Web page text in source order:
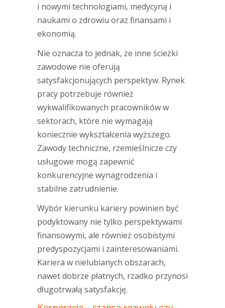
i nowymi technologiami, medycyną i
naukami o zdrowiu oraz finansami i
ekonomią.
Nie oznacza to jednak, że inne ścieżki
zawodowe nie oferują
satysfakcjonujących perspektyw. Rynek
pracy potrzebuje również
wykwalifikowanych pracowników w
sektorach, które nie wymagają
koniecznie wykształcenia wyższego.
Zawody techniczne, rzemieślnicze czy
usługowe mogą zapewnić
konkurencyjne wynagrodzenia i
stabilne zatrudnienie.
Wybór kierunku kariery powinien być
podyktowany nie tylko perspektywami
finansowymi, ale również osobistymi
predyspozycjami i zainteresowaniami.
Kariera w nielubianych obszarach,
nawet dobrze płatnych, rzadko przynosi
długotrwałą satysfakcję.